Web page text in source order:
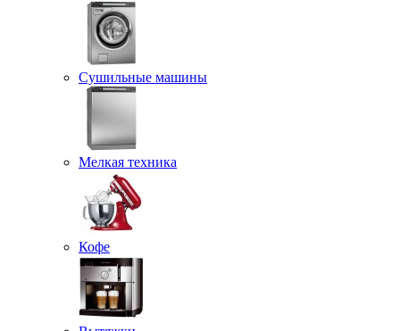
Сушильные машины
Мелкая техника
Кофе